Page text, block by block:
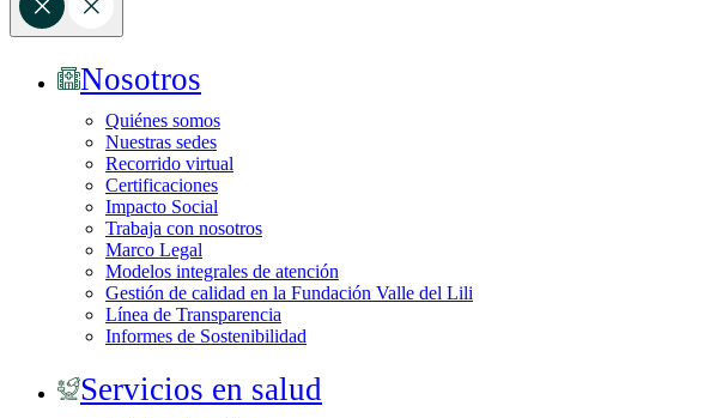
Nosotros
Quiénes somos
Nuestras sedes
Recorrido virtual
Certificaciones
Impacto Social
Trabaja con nosotros
Marco Legal
Modelos integrales de atención
Gestión de calidad en la Fundación Valle del Lili
Línea de Transparencia
Informes de Sostenibilidad
Servicios en salud